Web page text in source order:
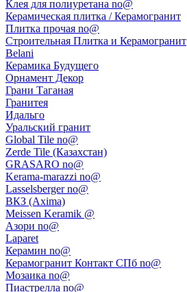
Клея для полиуретана no@
Керамическая плитка / Керамогранит
Плитка прочая no@
Строительная Плитка и Керамогранит
Belani
Керамика Будущего
Орнамент Декор
Грани Таганая
Гранитея
Идальго
Уральский гранит
Global Tile no@
Zerde Tile (Казахстан)
GRASARO no@
Kerama-marazzi no@
Lasselsberger no@
ВКЗ (Axima)
Meissen Keramik @
Азори no@
Laparet
Керамин no@
Керамогранит Контакт СПб no@
Мозаика no@
Пиастрелла no@